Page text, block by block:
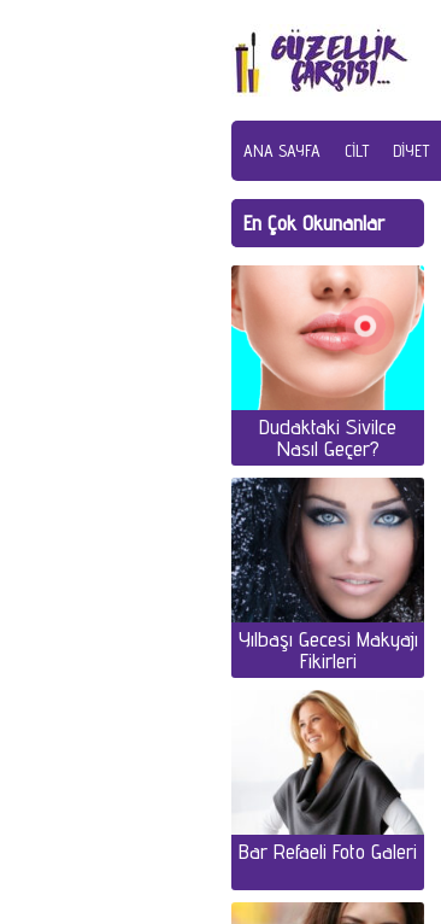
ANA SAYFA CILT DIYET
En Çok Okunanlar
Dudaktaki Sivilce
Nasıl Geçer?
Yılbaşı Gecesi Makyajı
Fikirleri
Bar Refaeli Foto Galeri